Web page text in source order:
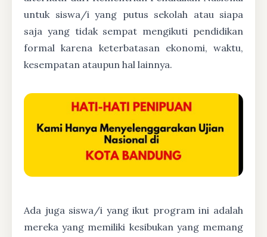
untuk siswa/i yang putus sekolah atau siapa
saja yang tidak sempat mengikuti pendidikan
formal karena keterbatasan ekonomi, waktu,
kesempatan ataupun hal lainnya.
Ada juga siswa/i yang ikut program ini adalah
mereka yang memiliki kesibukan yang memang